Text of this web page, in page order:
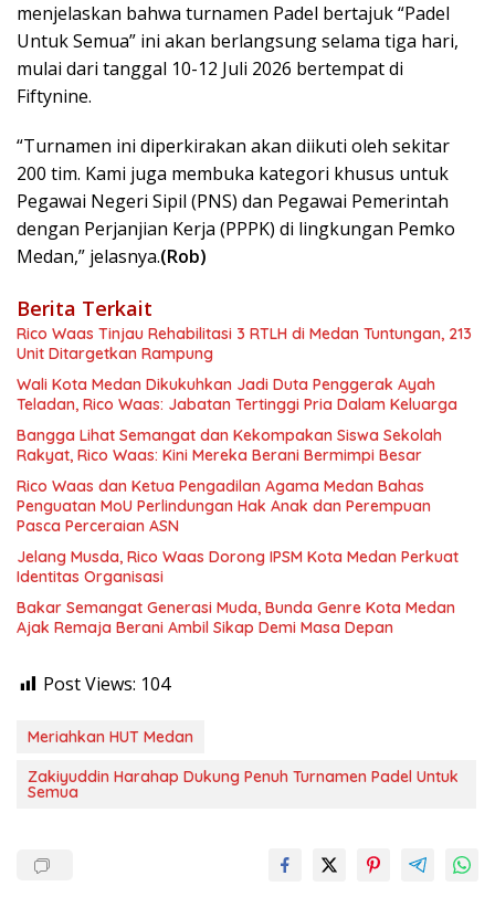
menjelaskan bahwa turnamen Padel bertajuk “Padel
Untuk Semua” ini akan berlangsung selama tiga hari,
mulai dari tanggal 10-12 Juli 2026 bertempat di
Fiftynine.
“Turnamen ini diperkirakan akan diikuti oleh sekitar
200 tim. Kami juga membuka kategori khusus untuk
Pegawai Negeri Sipil (PNS) dan Pegawai Pemerintah
dengan Perjanjian Kerja (PPPK) di lingkungan Pemko
Medan,” jelasnya.(Rob)
Berita Terkait
Rico Waas Tinjau Rehabilitasi 3 RTLH di Medan Tuntungan, 213
Unit Ditargetkan Rampung
Wali Kota Medan Dikukuhkan Jadi Duta Penggerak Ayah
Teladan, Rico Waas: Jabatan Tertinggi Pria Dalam Keluarga
Bangga Lihat Semangat dan Kekompakan Siswa Sekolah
Rakyat, Rico Waas: Kini Mereka Berani Bermimpi Besar
Rico Waas dan Ketua Pengadilan Agama Medan Bahas
Penguatan MoU Perlindungan Hak Anak dan Perempuan
Pasca Perceraian ASN
Jelang Musda, Rico Waas Dorong IPSM Kota Medan Perkuat
Identitas Organisasi
Bakar Semangat Generasi Muda, Bunda Genre Kota Medan
Ajak Remaja Berani Ambil Sikap Demi Masa Depan
Post Views: 104
Meriahkan HUT Medan
Zakiyuddin Harahap Dukung Penuh Turnamen Padel Untuk
Semua